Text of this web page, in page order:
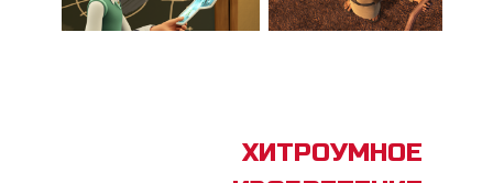
ХИТРОУМНОЕ